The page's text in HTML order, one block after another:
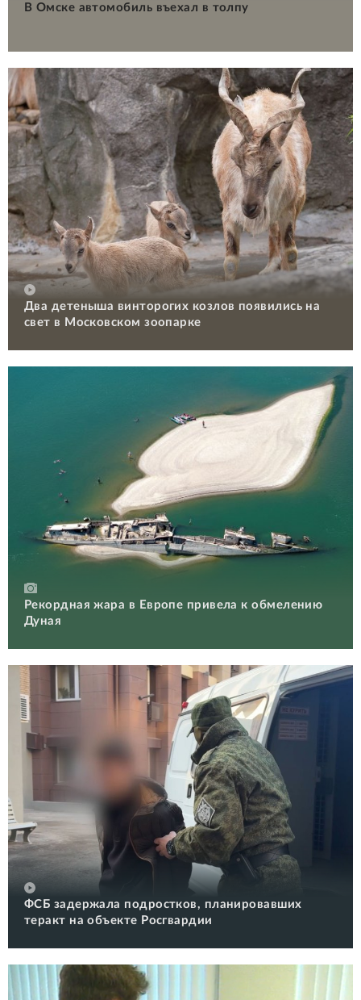
В Омске автомобиль въехал в толпу
Два детеныша винторогих козлов появились на
свет в Московском зоопарке
Рекордная жара в Европе привела к обмелению
Дуная
ФСБ задержала подростков, планировавших
теракт на объекте Росгвардии